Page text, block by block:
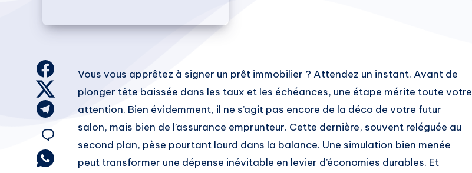
Share
Share
Twitter
Share
Telegram
Share
Vous vous apprêtez à signer un prêt immobilier ? Attendez un instant. Avant de
plonger tête baissée dans les taux et les échéances, une étape mérite toute votre
attention. Bien évidemment, il ne s’agit pas encore de la déco de votre futur
salon, mais bien de l’assurance emprunteur. Cette dernière, souvent reléguée au
second plan, pèse pourtant lourd dans la balance. Une simulation bien menée
peut transformer une dépense inévitable en levier d’économies durables. Et